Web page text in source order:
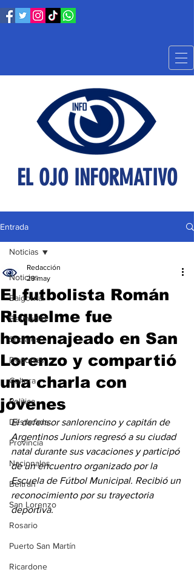
EL OJO INFORMATIVO
Entrada
Noticias
Baigorria
Bermúdez
Sociales
Deportes
Cultura
Política
Destacada
Provincia
Nacionales
Beltrán
San Lorenzo
Rosario
Puerto San Martín
Ricardone
Noticias
El futbolista Román
Riquelme fue
homenajeado en San
Lorenzo y compartió
una charla con
jóvenes
Redacción
29 may
El defensor sanlorencino y capitán de
Argentinos Juniors regresó a su ciudad
natal durante sus vacaciones y participó
de un encuentro organizado por la
Escuela de Fútbol Municipal. Recibió un
reconocimiento por su trayectoria
deportiva.